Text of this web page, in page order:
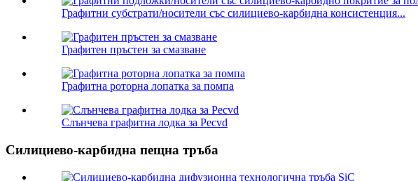
Графитни субстрати/носители със силициево-карбидна консистенция...
Графитен пръстен за смазване
Графитна роторна лопатка за помпа
Слънчева графитна лодка за Pecvd
Силициево-карбидна пещна тръба